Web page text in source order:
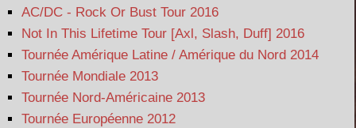
AC/DC - Rock Or Bust Tour 2016
Not In This Lifetime Tour [Axl, Slash, Duff] 2016
Tournée Amérique Latine / Amérique du Nord 2014
Tournée Mondiale 2013
Tournée Nord-Américaine 2013
Tournée Européenne 2012